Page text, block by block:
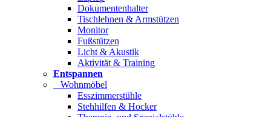
Dokumentenhalter
Tischlehnen & Armstützen
Monitor
Fußstützen
Licht & Akustik
Aktivität & Training
Entspannen
Wohnmöbel
Esszimmerstühle
Stehhilfen & Hocker